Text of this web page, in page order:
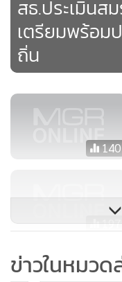
สธ.ประเมินส
เตรียมพร้อม
ถิ่น
140
197
ข่าวในหมวด